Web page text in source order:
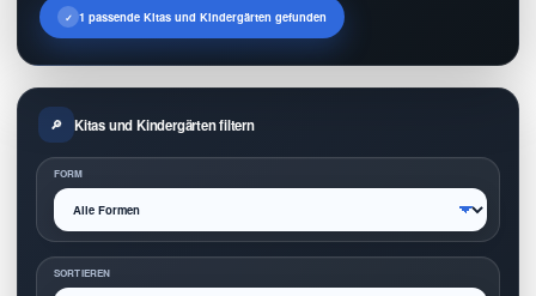
1 passende Kitas und Kindergärten gefunden
Kitas und Kindergärten filtern
FORM
SORTIEREN